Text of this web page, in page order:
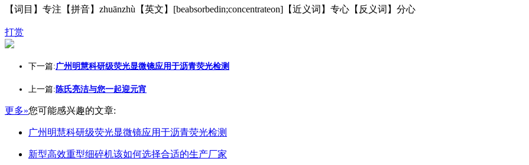
【词目】专注【拼音】zhuānzhù【英文】[beabsorbedin;concentrateon]【近义词】专心【反义词】分心
打赏
下一篇:广州明慧科研级荧光显微镜应用于沥青荧光检测
上一篇: 陈氏亮洁与您一起迎元宵
更多»您可能感兴趣的文章:
广州明慧科研级荧光显微镜应用于沥青荧光检测
新型高效重型细碎机该如何选择合适的生产厂家